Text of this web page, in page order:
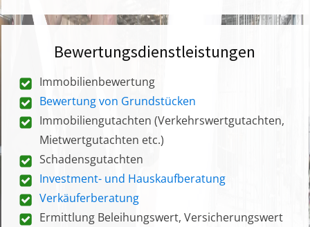
Bewertungsdienstleistungen
Immobilienbewertung
Bewertung von Grundstücken
Immobiliengutachten (Verkehrswertgutachten,
Mietwertgutachten etc.)
Schadensgutachten
Investment- und Hauskaufberatung
Verkäuferberatung
Ermittlung Beleihungswert, Versicherungswert